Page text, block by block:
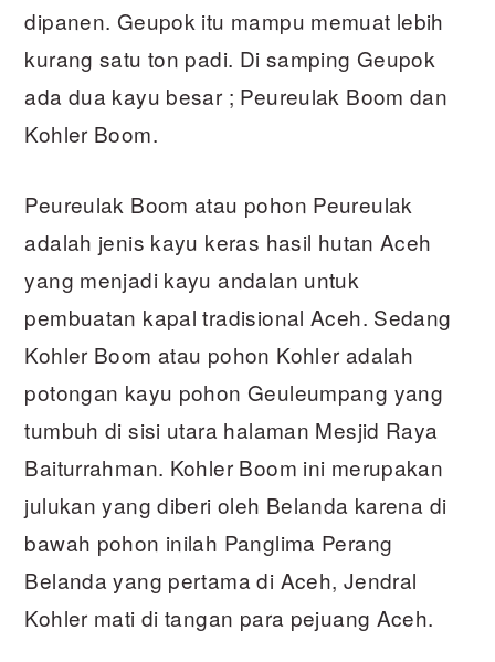
dipanen. Geupok itu mampu memuat lebih
kurang satu ton padi. Di samping Geupok
ada dua kayu besar ; Peureulak Boom dan
Kohler Boom.
Peureulak Boom atau pohon Peureulak
adalah jenis kayu keras hasil hutan Aceh
yang menjadi kayu andalan untuk
pembuatan kapal tradisional Aceh. Sedang
Kohler Boom atau pohon Kohler adalah
potongan kayu pohon Geuleumpang yang
tumbuh di sisi utara halaman Mesjid Raya
Baiturrahman. Kohler Boom ini merupakan
julukan yang diberi oleh Belanda karena di
bawah pohon inilah Panglima Perang
Belanda yang pertama di Aceh, Jendral
Kohler mati di tangan para pejuang Aceh.